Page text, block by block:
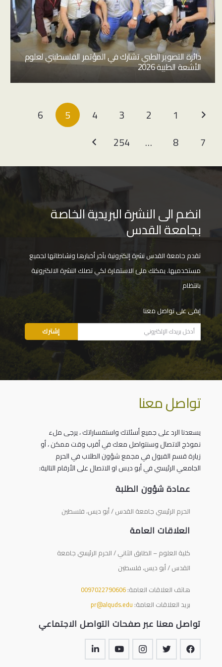
دائرة التصوير الطبي تشارك في المؤتمر الفلسطيني لعلوم
الأشعة الطبية 2026
1
2
3
4
5
6
7
8
…
254
انضم الى النشرة البريدية الخاصة
بجامعة القدس
تقدم جامعة القدس نشرة إلكترونية بآخر أخبارها ونشاطاتها لجميع
مستخدميها. يمكنك ملئ الاستمارة لكي تصلك النشرة الالكترونية
بانتظام
إبقى على تواصل معنا
تواصل معنا
يسعدنا الرد على جميع أسئلتك واستفساراتك ، يرجى ملء
نموذج الاتصال وسنتواصل معك في أقرب وقت ممكن ، أو
زيارة قسم القبول في مجمع شؤون الطلاب في الحرم
الجامعي الرئيسي في أبو ديس او الاتصال على الأرقام التالية:
عمادة شؤون الطلبة
الحرم الرئيسي جامعة القدس / أبو ديس، فلسطين
العلاقات العامة
كلية العلوم – الطابق الثاني / الحرم الرئيسي جامعة
القدس / أبو ديس، فلسطين
هاتف العلاقات العامة:0097022790606
بريد العلاقات العامة: pr@alquds.edu
تواصل معنا عبر صفحات التواصل الاجتماعي